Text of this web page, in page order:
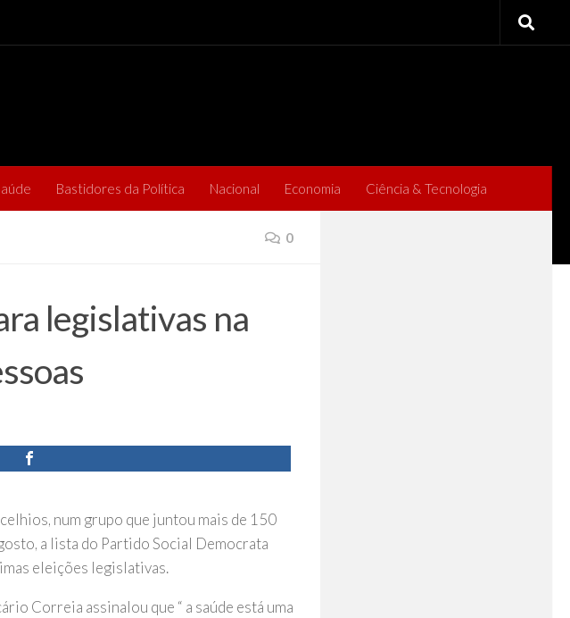
Bastidores da Política Nacional Economia Ciência & Tecnologia
0
legislativas na
num grupo que juntou mais de 150
a lista do Partido Social Democrata
eleições legislativas.
Correia assinalou que “ a saúde está uma